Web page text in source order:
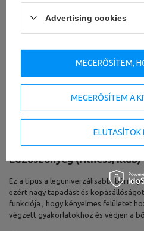
gyakorlatok, mint például a
edzőszőnyeg használatát igénylik
lévő eszközöket, érdemes beszerezni
megbizonyosodjon a tisztaságáról és
Edzőszőnyegek típusai
A piacon kínált termékek száma
fejünket. Vásárlás előtt érdemes
használni az edzőszőnyeget.
Edzőszőnyeg (fitness, klub)
Ez a típus a leguniverzálisabb,
ezért nagy tapadást és
funkciója , hogy kényelmes felületet
végzett gyakorlatokhoz és védjen a
Advertising cookies
MEGERŐSÍTEM A
ELUTASÍTOK
MEGERŐSÍTEM,